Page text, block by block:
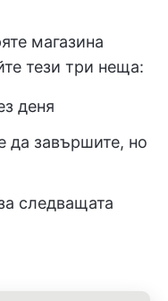
магазина
тези три неща:
деня
да завършите, но
следващата